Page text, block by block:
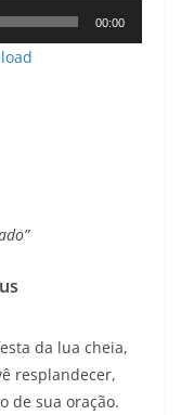
00:00
da lua cheia,
resplandecer,
de sua oração.